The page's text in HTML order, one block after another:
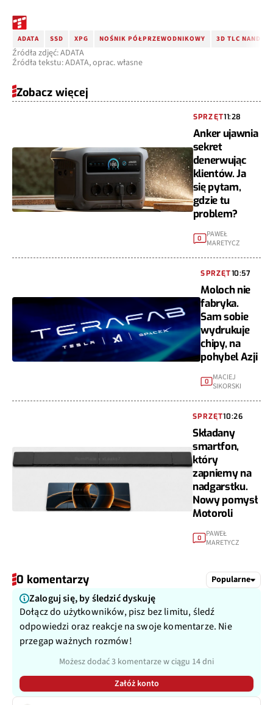
ADATA SSD XPG NOŚNIK PÓŁPRZEWODNIKOWY 3D TLC NAND
Źródła zdjęć: ADATA
Źródła tekstu: ADATA, oprac. własne
Zobacz więcej
SPRZĘT11:28
Anker ujawnia
sekret
denerwując
klientów. Ja
się pytam,
gdzie tu
problem?
0
PAWEŁ
MARETYCZ
SPRZĘT10:57
Moloch nie
fabryka.
Sam sobie
wydrukuje
chipy, na
pohybel Azji
0
MACIEJ
SIKORSKI
SPRZĘT10:26
Składany
smartfon,
który
zapniemy na
nadgarstku.
Nowy pomysł
Motoroli
0
PAWEŁ
MARETYCZ
0 komentarzy Popularne
Zaloguj się, by śledzić dyskuję
Dołącz do użytkowników, pisz bez limitu, śledź
odpowiedzi oraz reakcje na swoje komentarze. Nie
przegap ważnych rozmów!
Możesz dodać 3 komentarze w ciągu 14 dni
Załóż konto